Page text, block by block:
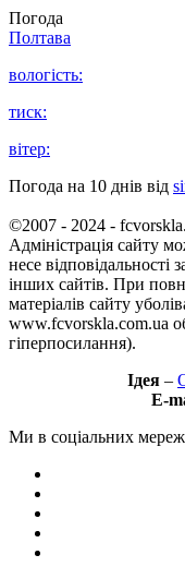
Погода
Полтава
вологість:
тиск:
вітер:
Погода на 10 днів від
©2007 - 2024 -
Адміністрація сайту
несе відповідальності
інших сайтів. При
матеріалів сайту
www.fcvorskla.com.ua
гіперпосилання).
Ідея –
E-
Ми в соціальних